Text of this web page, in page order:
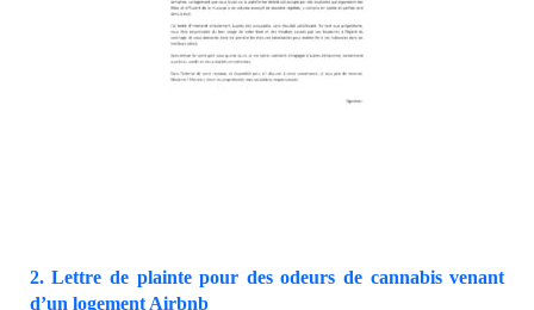
2.Lettre de plainte pour des odeurs de cannabis venant
d’un logement Airbnb